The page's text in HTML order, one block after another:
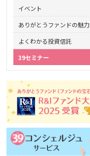
イベント
ありがとうファンドの魅力
よくわかる投資信託
39セミナー